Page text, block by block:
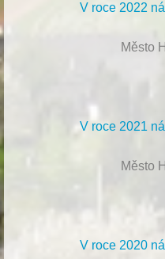
V roce 2022
Město
V roce 2021
Město
V roce 2020